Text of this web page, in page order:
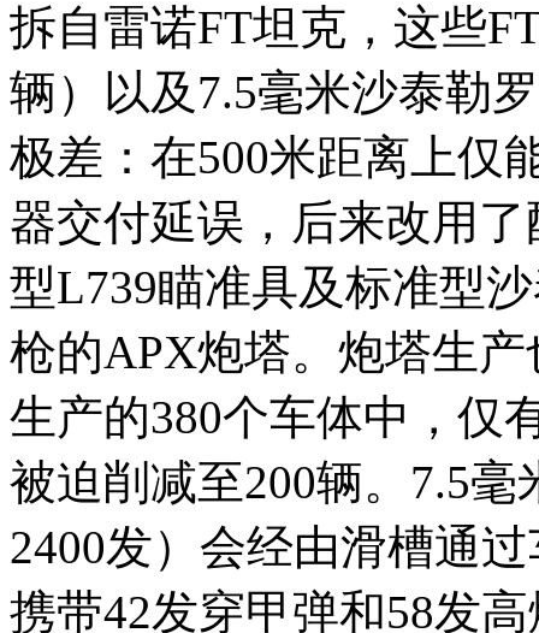
拆自雷诺FT坦克​​，这些
辆）以及7.5毫米沙泰勒
极差：在500米距离上仅
器交付延误，后来改用
型L739瞄准具及标准型
枪的APX炮塔。炮塔生
生产的380个车体中，仅
被迫削减至200辆。7.5
2400发）会经由滑槽通
携带42发穿甲弹和58发